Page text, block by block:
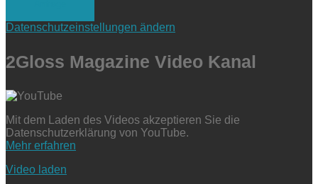
Datenschutzeinstellungen ändern
2Gloss Magazine Video Kanal
Mit dem Laden des Videos akzeptieren Sie die
Datenschutzerklärung von YouTube.
Mehr erfahren
Video laden